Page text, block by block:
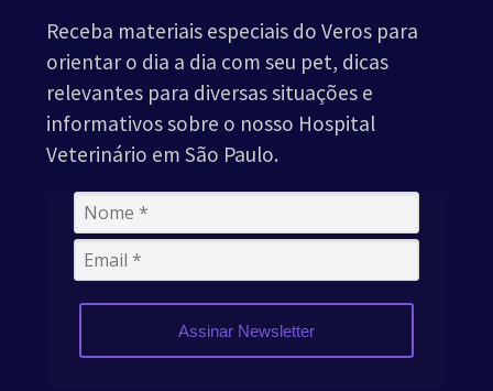
Receba materiais especiais do Veros para
orientar o dia a dia com seu pet, dicas
relevantes para diversas situações e
informativos sobre o nosso Hospital
Veterinário em São Paulo.
Assinar Newsletter